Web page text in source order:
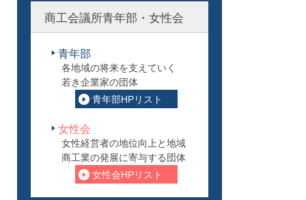
商工会議所青年部・女性会
青年部
各地域の将来を支えていく
若き企業家の団体
青年部HPリスト
女性会
女性経営者の地位向上と地域
商工業の発展に寄与する団体
女性会HPリスト